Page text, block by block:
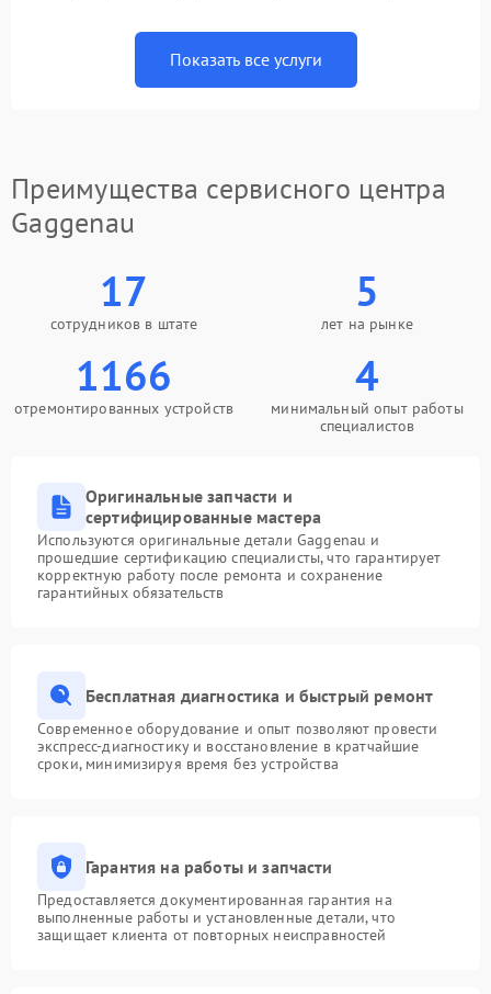
Показать все услуги
Преимущества сервисного центра
Gaggenau
17
сотрудников в штате
5
лет на рынке
1166
отремонтированных устройств
4
минимальный опыт работы
специалистов
Оригинальные запчасти и
сертифицированные мастера
Используются оригинальные детали Gaggenau и
прошедшие сертификацию специалисты, что гарантирует
корректную работу после ремонта и сохранение
гарантийных обязательств
Бесплатная диагностика и быстрый ремонт
Современное оборудование и опыт позволяют провести
экспресс-диагностику и восстановление в кратчайшие
сроки, минимизируя время без устройства
Гарантия на работы и запчасти
Предоставляется документированная гарантия на
выполненные работы и установленные детали, что
защищает клиента от повторных неисправностей